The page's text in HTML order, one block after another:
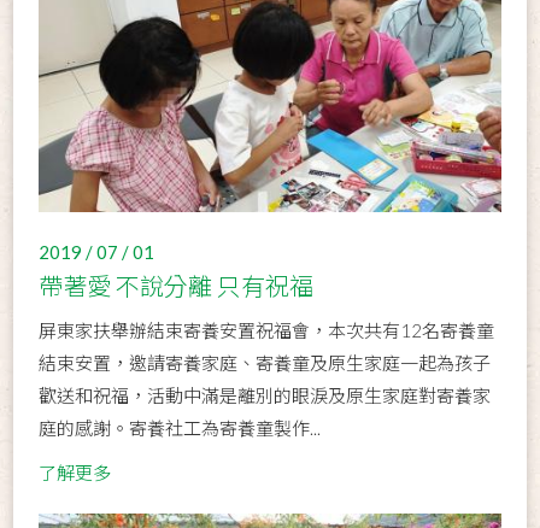
2019 / 07 / 01
帶著愛 不說分離 只有祝福
屏東家扶舉辦結束寄養安置祝福會，本次共有12名寄養童
結束安置，邀請寄養家庭、寄養童及原生家庭一起為孩子
歡送和祝福，活動中滿是離別的眼淚及原生家庭對寄養家
庭的感謝。寄養社工為寄養童製作...
了解更多